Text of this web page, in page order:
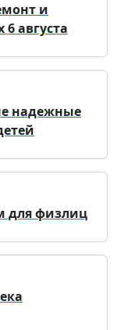
и
6 августа
надежные
для физлиц